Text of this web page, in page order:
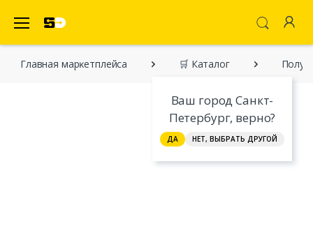
Ваш город Санкт-
Петербург, верно?
ДА НЕТ, ВЫБРАТЬ ДРУГОЙ
Главная марĸетплейса 🛒 Каталог